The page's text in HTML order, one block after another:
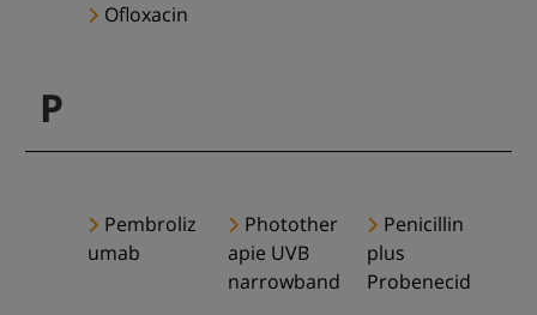
Ofloxacin
P
Pembroliz
umab
Photother
apie UVB
narrowband
Penicillin
plus
Probenecid